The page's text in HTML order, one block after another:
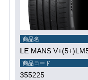
商品名
LE MANS
商品コード
355225